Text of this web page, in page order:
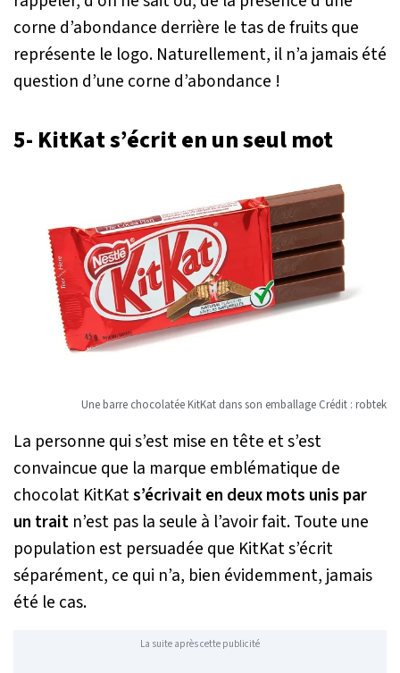
corne d’abondance derrière le tas de fruits que
représente le logo. Naturellement, il n’a jamais été
question d’une corne d’abondance !
5- KitKat s’écrit en un seul mot
Une barre chocolatée KitKat dans son emballage Crédit : robtek
La personne qui s’est mise en tête et s’est
convaincue que la marque emblématique de
chocolat KitKats’écrivait en deux mots unis par
un trait n’est pas la seule à l’avoir fait. Toute une
population est persuadée que KitKat s’écrit
séparément, ce qui n’a, bien évidemment, jamais
été le cas.
La suite après cette publicité